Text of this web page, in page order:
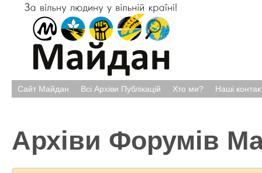
Сайт Майдан Всі Архіви Публікацій Хто ми? Наші
Архіви Форумів